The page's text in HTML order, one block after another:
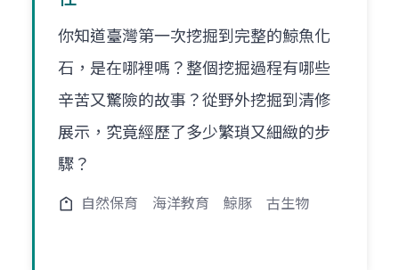
你知道臺灣第一次挖掘到完整的鯨魚化
石，是在哪裡嗎？整個挖掘過程有哪些
辛苦又驚險的故事？從野外挖掘到清修
展示，究竟經歷了多少繁瑣又細緻的步
驟？
自然保育 海洋教育 鯨豚 古生物